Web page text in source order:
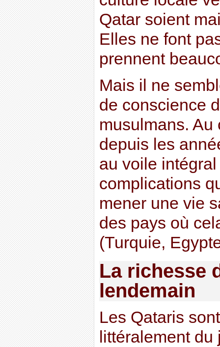
Qatar soient
Elles ne font
prennent
Mais il ne
de conscience
musulmans.
depuis les
au voile
complications
mener une vie
des pays où
(Turquie,
La richesse
lendemain
Les Qataris
littéralement